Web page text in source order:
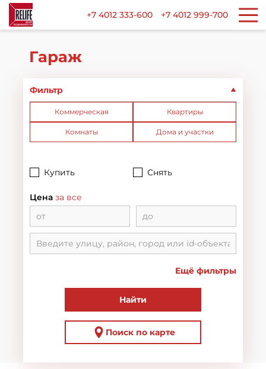
+7 4012 333-600 +7 4012 999-700
Гараж
Фильтр
Коммерческая Квартиры
Комнаты Дома и участки
Купить Снять
Цена за все
Ещё фильтры
Найти
Поиск по карте